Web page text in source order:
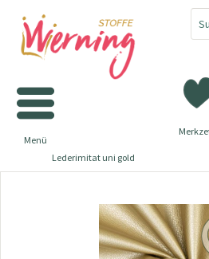
Menü
Lederimitat uni gold